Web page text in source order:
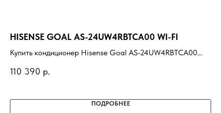
HISENSE GOAL AS-24UW4RBTCA00 WI-FI
Купить кондиционер Hisense Goal AS-24UW4RBTCA00
доставка, профессиональный монтаж и гарантия.
110 390 р.
ПОДРОБНЕЕ